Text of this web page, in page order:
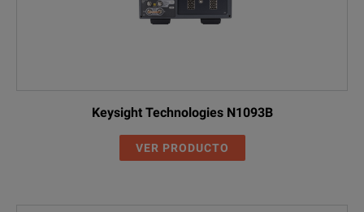
Keysight Technologies N1093B
VER PRODUCTO